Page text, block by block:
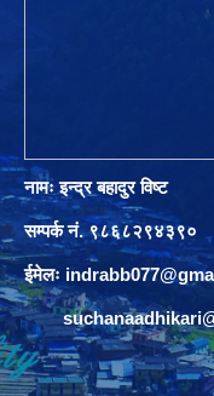
नामः इन्द्र बहादुर विष्ट
सम्पर्क नं. ९८६८२९४३९०
ईमेलः